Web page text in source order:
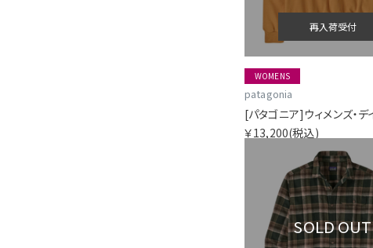
再入荷受付
WOMENS
patagonia
￥13,200(税込)
SOLD OUT